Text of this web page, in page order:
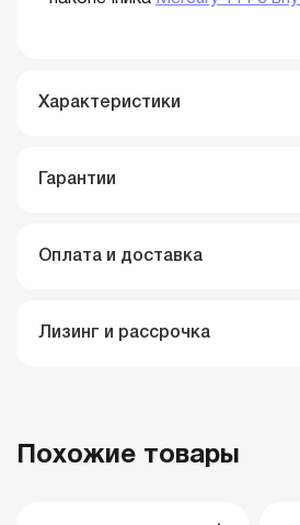
Характеристики
Гарантии
Оплата и доставка
Лизинг и рассрочка
Похожие товары